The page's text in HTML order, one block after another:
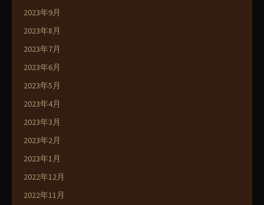
2023年9月
2023年8月
2023年7月
2023年6月
2023年5月
2023年4月
2023年3月
2023年2月
2023年1月
2022年12月
2022年11月